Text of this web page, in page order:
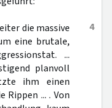
4
die massive
eine brutale,
...
planvoll
ihm einen
Rippen ... . Von